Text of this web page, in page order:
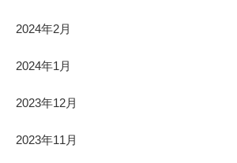
2024年2月
2024年1月
2023年12月
2023年11月